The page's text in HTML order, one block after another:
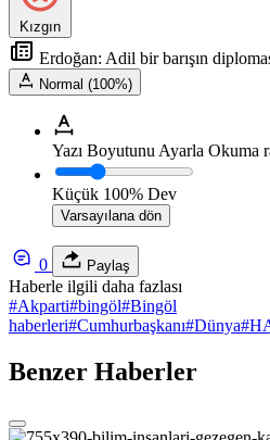
Kızgın
Erdoğan: Adil bir barışın
Normal (100%)
Yazı Boyutunu Ayarla Okuma
Küçük 100% Dev
Varsayılana dön
0 Paylaş
Haberle ilgili daha fazlası
#Akparti#bingöl#Bingöl
haberleri#Cumhurbaşkanı#Dünya#
Benzer Haberler